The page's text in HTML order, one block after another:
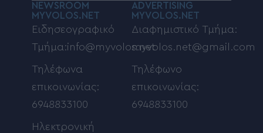
NEWSROOM
MYVOLOS.NET
Ειδησεογραφικό
Τμήμα:info@myvolos.net
Τηλέφωνα
επικοινωνίας:
6948833100
Ηλεκτρονική
ADVERTISING
MYVOLOS.NET
Διαφημιστικό Τμήμα:
myvolos.net@gmail.com
Τηλέφωνο
επικοινωνίας:
6948833100